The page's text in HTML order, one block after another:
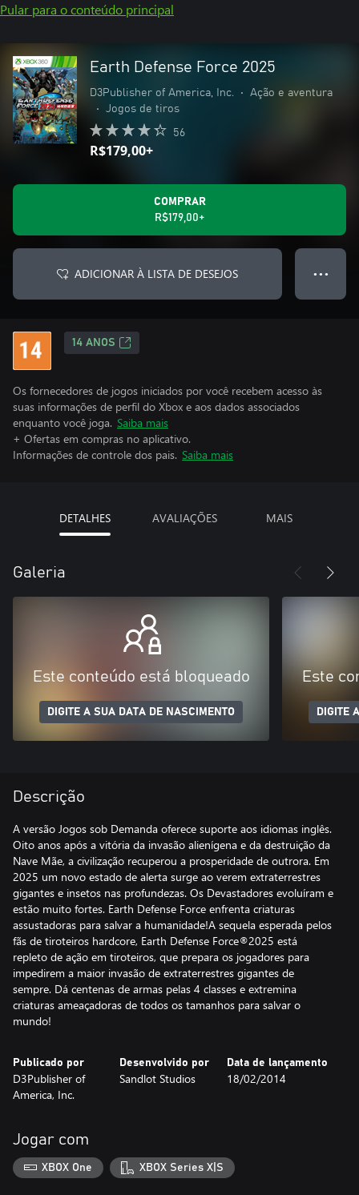
Pular para o conteúdo principal
Earth Defense Force 2025
D3Publisher of America, Inc. •
Ação e aventura
•
Jogos de tiros
56
R$179,00+
COMPRAR
R$179,00+
ADICIONAR À LISTA DE DESEJOS ● ● ●
14 ANOS
Os fornecedores de jogos iniciados por você recebem acesso às
suas informações de perfil do Xbox e aos dados associados
enquanto você joga. Saiba mais
+ Ofertas em compras no aplicativo.
Informações de controle dos pais. Saiba mais
DETALHES AVALIAÇÕES MAIS
Galeria
Este conteúdo está bloqueado
DIGITE A SUA DATA DE NASCIMENTO
Este
DIGITE
Descrição
A versão Jogos sob Demanda oferece suporte aos idiomas inglês.
Oito anos após a vitória da invasão alienígena e da destruição da
Nave Mãe, a civilização recuperou a prosperidade de outrora. Em
2025 um novo estado de alerta surge ao verem extraterrestres
gigantes e insetos nas profundezas. Os Devastadores evoluíram e
estão muito fortes. Earth Defense Force enfrenta criaturas
assustadoras para salvar a humanidade!A sequela esperada pelos
fãs de tiroteiros hardcore, Earth Defense Force®2025 está
repleto de ação em tiroteiros, que prepara os jogadores para
impedirem a maior invasão de extraterrestres gigantes de
sempre. Dá centenas de armas pelas 4 classes e extremina
criaturas ameaçadoras de todos os tamanhos para salvar o
mundo!
Publicado por
D3Publisher of
America, Inc.
Desenvolvido por
Sandlot Studios
Data de lançamento
18/02/2014
Jogar com
XBOX One XBOX Series X|S